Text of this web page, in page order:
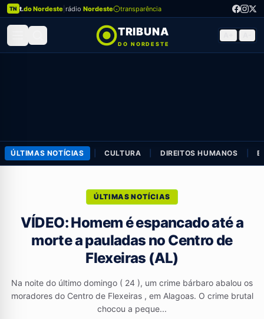
TN t.do Nordeste rádio Nordeste transparência
TRIBUNA
DO NORDESTE
ÚLTIMAS NOTÍCIAS CULTURA DIREITOS HUMANOS
ÚLTIMAS NOTÍCIAS
VÍDEO: Homem é espancado até a
morte a pauladas no Centro de
Flexeiras (AL)
Na noite do último domingo ( 24 ), um crime bárbaro abalou os
moradores do Centro de Flexeiras , em Alagoas. O crime brutal
chocou a peque...